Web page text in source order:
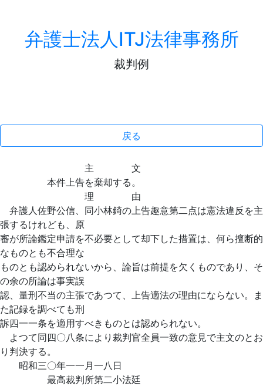
弁護士法人ITJ法律事務所
裁判例
戻る
主 文
本件上告を棄却する。
理 由
弁護人佐野公信、同小林錡の上告趣意第二点は憲法違反を主
張するけれども、原
審が所論鑑定申請を不必要として却下した措置は、何ら擅断的
なものとも不合理な
ものとも認められないから、論旨は前提を欠くものであり、そ
の余の所論は事実誤
認、量刑不当の主張であつて、上告適法の理由にならない。ま
た記録を調べても刑
訴四一一条を適用すべきものとは認められない。
よつて同四〇八条により裁判官全員一致の意見で主文のとお
り判決する。
昭和三〇年一一月一八日
最高裁判所第二小法廷